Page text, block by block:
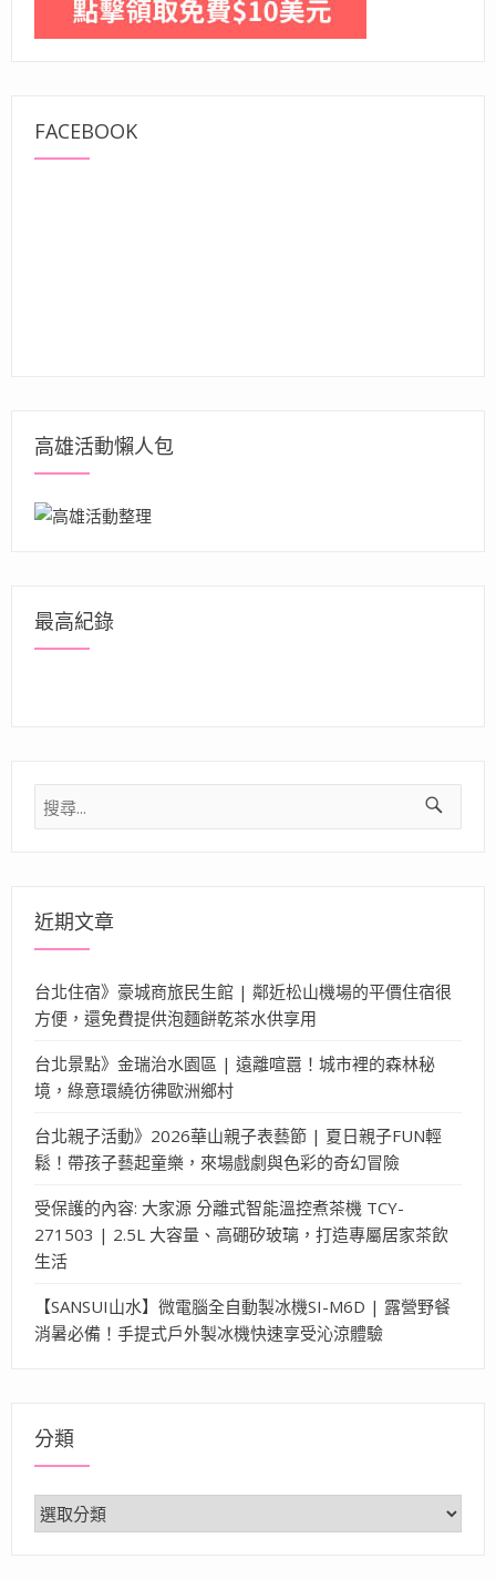
FACEBOOK
高雄活動懶人包
最高紀錄
搜
尋
近期文章
台北住宿》豪城商旅民生館 | 鄰近松山機場的平價住宿很
方便，還免費提供泡麵餅乾茶水供享用
台北景點》金瑞治水園區 | 遠離喧囂！城市裡的森林秘
境，綠意環繞彷彿歐洲鄉村
台北親子活動》2026華山親子表藝節 | 夏日親子FUN輕
鬆！帶孩子藝起童樂，來場戲劇與色彩的奇幻冒險
受保護的內容: 大家源 分離式智能溫控煮茶機 TCY-
271503 | 2.5L 大容量、高硼矽玻璃，打造專屬居家茶飲
生活
【SANSUI山水】微電腦全自動製冰機SI-M6D | 露營野餐
消暑必備！手提式戶外製冰機快速享受沁涼體驗
分類
分
類